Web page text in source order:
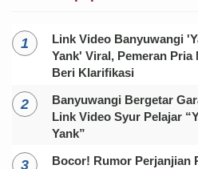
Link Video Banyuwangi
Yank' Viral, Pemeran Pria
Beri Klarifikasi
Banyuwangi Bergetar
Link Video Syur Pelajar
Yank”
Bocor! Rumor Perjanjian